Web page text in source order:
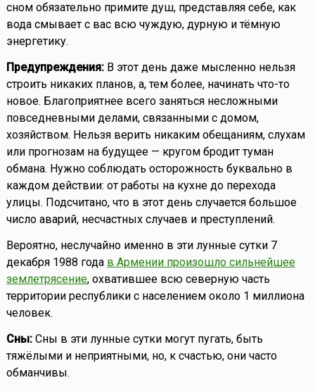
сном обязательно примите душ, представляя себе, как
вода смывает с вас всю чуждую, дурную и тёмную
энергетику.
Предупреждения:В этот день даже мысленно нельзя
строить никаких планов, а, тем более, начинать что-то
новое. Благоприятнее всего заняться несложными
повседневными делами, связанными с домом,
хозяйством. Нельзя верить никаким обещаниям, слухам
или прогнозам на будущее — кругом бродит туман
обмана. Нужно соблюдать осторожность буквально в
каждом действии: от работы на кухне до перехода
улицы. Подсчитано, что в этот день случается большое
число аварий, несчастных случаев и преступлений.
Вероятно, неслучайно именно в эти лунные сутки 7
декабря 1988 года в Армении произошло сильнейшее
землетрясение, охватившее всю северную часть
территории республики с населением около 1 миллиона
человек.
Сны:Сны в эти лунные сутки могут пугать, быть
тяжёлыми и неприятными, но, к счастью, они часто
обманчивы.